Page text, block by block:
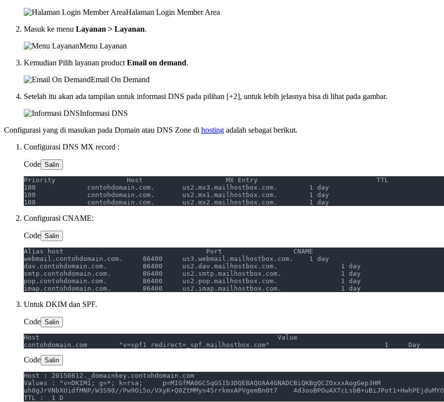
Halaman Login Member Area
Masuk ke menu Layanan > Layanan.
Menu Layanan
Kemudian Pilih layanan product Email on demand.
Email On Demand
Setelah itu akan ada tampilan untuk informasi DNS pada pilihan [+2], untuk lebih jelasnya bisa di lihat pada gambar.
Informasi DNS
Configurasi yang di masukan pada Domain atau DNS Zone di hosting adalah sebagai berikut.
Configurasi DNS MX record :
Code Salin
Priority	          Host                     MX Entry	                         TTL
100	        contohdomain.com.	us2.mx3.mailhostbox.com.	1 day
100	        contohdomain.com.	us2.mx1.mailhostbox.com.	1 day
100	        contohdomain.com.	us2.mx2.mailhostbox.com.	1 day
Configurasi CNAME:
Code Salin
webmail.contohdomain.com.     86400	us3.webmail.mailhostbox.com.	1 day
dav.contohdomain.com.	      86400	us2.dav.mailhostbox.com.	        1 day
smtp.contohdomain.com.	      86400	us2.smtp.mailhostbox.com.	        1 day
pop.contohdomain.com.	      86400	us2.pop.mailhostbox.com.	        1 day
imap.contohdomain.com.	      86400	us2.imap.mailhostbox.com.	        1 day
Untuk DKIM dan SPF.
Code Salin
contohdomain.com        "v=spf1 redirect=_spf.mailhostbox.com"          	           1     Day
Code Salin
Host : 20150812._domainkey.contohdomain.com
Values : "v=DKIM1; g=*; k=rsa;     p=MIGfMA0GCSqGSIb3DQEBAQUAA4GNADCBiQKBgQCZOxxxAogGep3HM
uh0gJrVNbXUidfMNP/W3S90//Pw9Oi5o/VXyK+Q0ZtMMyn45rrkmxAPVgemBn0t7
TTL :  1 D